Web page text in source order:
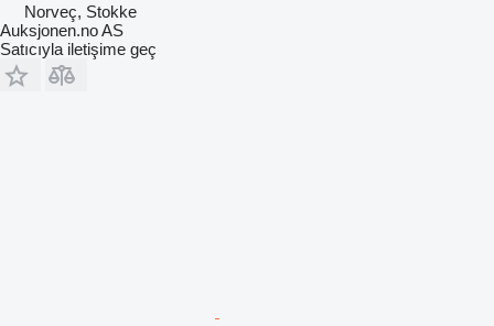
Norveç, Stokke
Auksjonen.no AS
Satıcıyla iletişime geç